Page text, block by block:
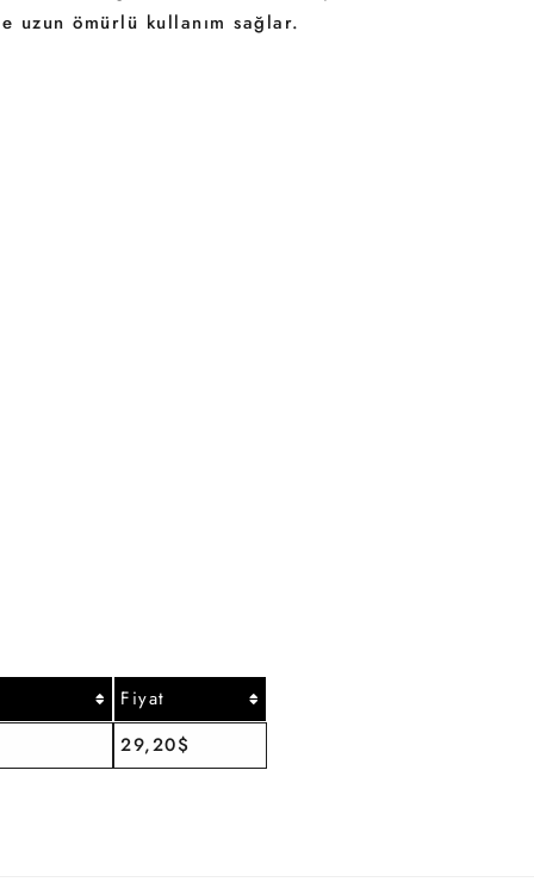
uzun ömürlü kullanım sağlar.
Fiyat
29,20$